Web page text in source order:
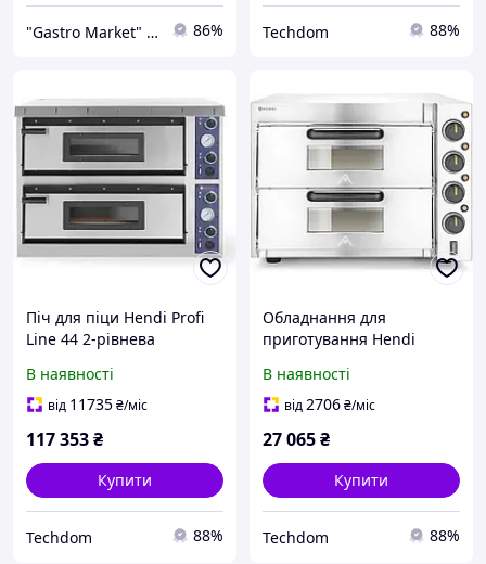
"Gastro Market" професійне обладнання для HoReCa 86% Techdom 88%
Піч для піци Hendi Profi
Line 44 2-рівнева
В наявності
від 11735₴/міс
117 353₴
Купити
Techdom 88%
Обладнання для
приготування Hendi
для піци 2-камерна
3000W
В наявності
від2706₴/міс
27 065₴
Купити
Techdom 88%